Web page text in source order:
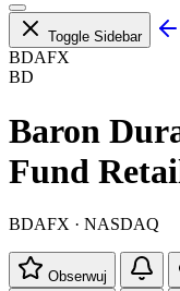
Toggle Sidebar
BDAFX
BD
Baron
Fund
BDAFX · NASDAQ
Obserwuj